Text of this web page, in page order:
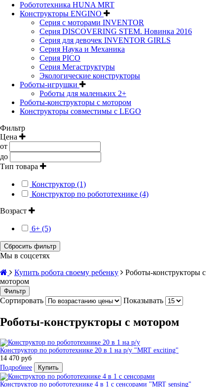
Робототехника HUNA MRT
Конструкторы ENGINO
Серия с моторами INVENTOR
Серия DISCOVERING STEM. Новинка 2016
Серия для девочек INVENTOR GIRLS
Серия Наука и Механика
Серия PICO
Серия Мегаструктуры
Экологические конструкторы
Роботы-игрушки
Роботы для маленьких 2+
Роботы-конструкторы с мотором
Конструкторы совместимы с LEGO
Фильтр
Цена
от
до
Тип товара
Конструктор (1)
Конструктор по робототехнике (4)
Возраст
6+ (5)
Сбросить фильтр
Мы в соцсетях
Купить робота своему ребенку
Роботы-конструкторы с
мотором
Фильтр
Сортировать Показывать
Роботы-конструкторы с мотором
Конструктор по робототехнике 20 в 1 на р/у "MRT exciting"
14 470 руб
Подробнее
Купить
Конструктор по робототехнике 4 в 1 с сенсорами "MRT sensing"